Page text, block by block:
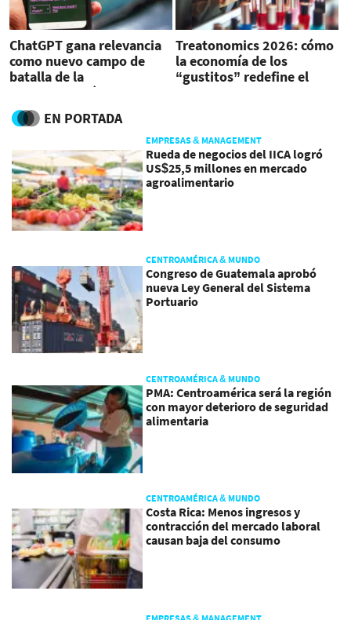
ChatGPT gana relevancia
como nuevo campo de
batalla de la
desinformación
Treatonomics 2026: cómo
la economía de los
“gustitos” redefine el
EN PORTADA
EMPRESAS & MANAGEMENT
Rueda de negocios del IICA logró
US$25,5 millones en mercado
agroalimentario
CENTROAMÉRICA & MUNDO
Congreso de Guatemala aprobó
nueva Ley General del Sistema
Portuario
CENTROAMÉRICA & MUNDO
PMA: Centroamérica será la región
con mayor deterioro de seguridad
alimentaria
CENTROAMÉRICA & MUNDO
Costa Rica: Menos ingresos y
contracción del mercado laboral
causan baja del consumo